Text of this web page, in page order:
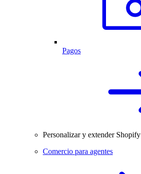
Pagos
Personalizar y extender Shopify
Comercio para agentes